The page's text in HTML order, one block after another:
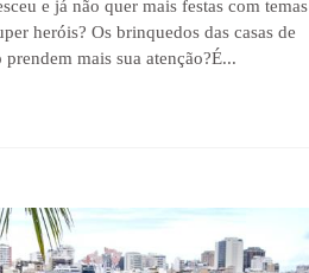
e já não quer mais festas com temas
heróis? Os brinquedos das casas de
prendem mais sua atenção?É...